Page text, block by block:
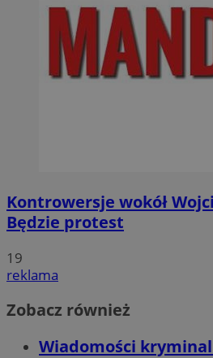
Kontrowersje wokół
Będzie protest
19
reklama
Zobacz również
Wiadomości